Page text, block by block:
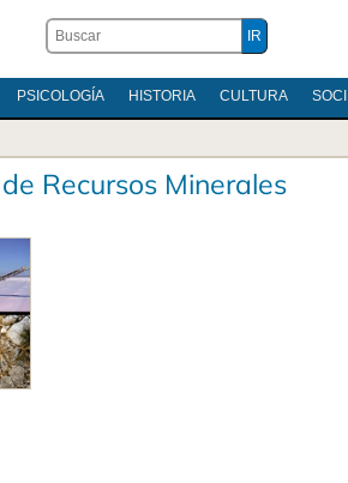
PSICOLOGÍA HISTORIA CULTURA
Recursos Minerales